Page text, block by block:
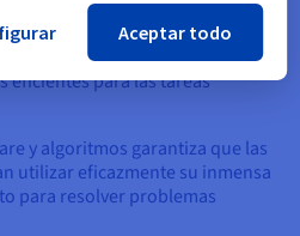
y los algoritmos están
de supercomputación,
para las tareas
y algoritmos garantiza que las
utilizar eficazmente su inmensa
para resolver problemas
Aceptar todo